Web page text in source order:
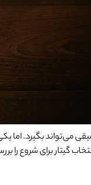
بگیرد. اما
گیتار برای شروع را